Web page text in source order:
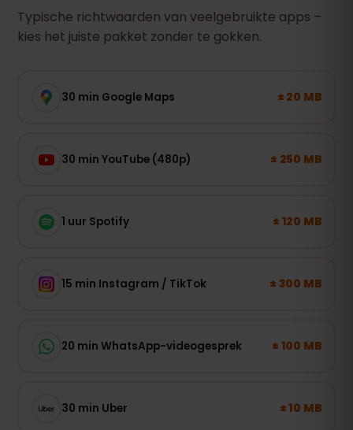
Typische richtwaarden van veelgebruikte apps –
kies het juiste pakket zonder te gokken.
30 min Google Maps ± 20 MB
30 min YouTube (480p) ± 250 MB
1 uur Spotify ± 120 MB
15 min Instagram / TikTok ± 300 MB
20 min WhatsApp-videogesprek ± 100 MB
30 min Uber ± 10 MB